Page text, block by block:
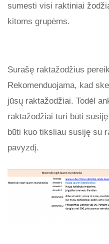
sumesti visi raktiniai
kitoms grupėms.
Surašę raktažodžius
Rekomenduojama, kad
jūsų raktažodžiai. Todėl
raktažodžiai turi būti
būti kuo tiksliau susiję su
pavyzdį.